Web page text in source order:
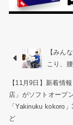
【みん
こり、
【11月9日】新着
店」がソフトオープ
「Yakinuku kokoro
ど